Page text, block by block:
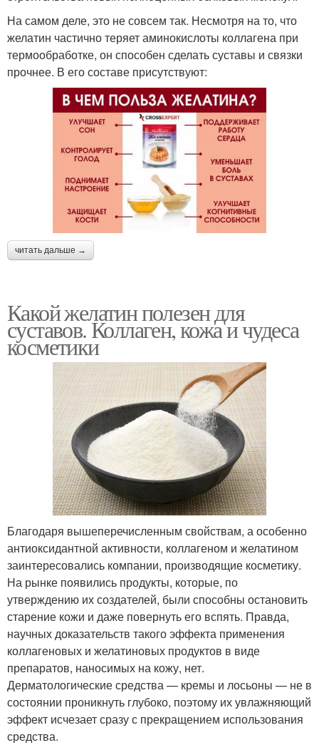
На самом деле, это не совсем так. Несмотря на то, что
желатин частично теряет аминокислоты коллагена при
термообработке, он способен сделать суставы и связки
прочнее. В его составе присутствуют:
читать дальше →
Какой желатин полезен для
суставов. Коллаген, кожа и чудеса
косметики
Благодаря вышеперечисленным свойствам, а особенно
антиоксидантной активности, коллагеном и желатином
заинтересовались компании, производящие косметику.
На рынке появились продукты, которые, по
утверждению их создателей, были способны остановить
старение кожи и даже повернуть его вспять. Правда,
научных доказательств такого эффекта применения
коллагеновых и желатиновых продуктов в виде
препаратов, наносимых на кожу, нет.
Дерматологические средства — кремы и лосьоны — не в
состоянии проникнуть глубоко, поэтому их увлажняющий
эффект исчезает сразу с прекращением использования
средства.